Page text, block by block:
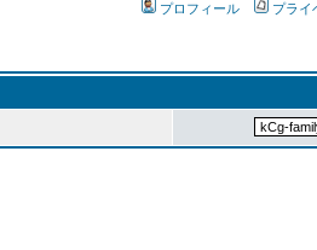
プロフィール
プライ